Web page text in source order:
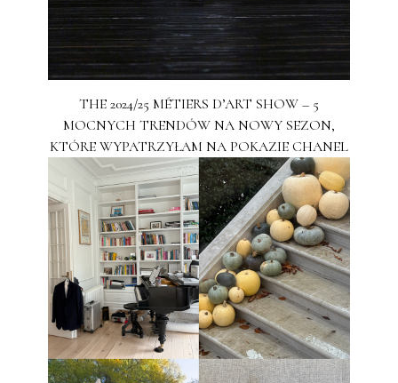
THE 2024/25 MÉTIERS D’ART SHOW – 5
MOCNYCH TRENDÓW NA NOWY SEZON,
KTÓRE WYPATRZYŁAM NA POKAZIE CHANEL